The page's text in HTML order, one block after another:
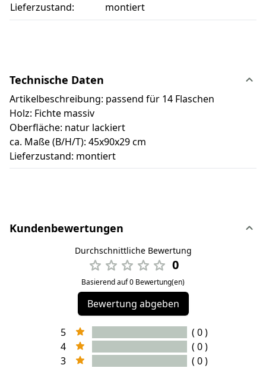
Lieferzustand:
montiert
Technische Daten
Artikelbeschreibung: passend für 14 Flaschen
Holz: Fichte massiv
Oberfläche: natur lackiert
ca. Maße (B/H/T): 45x90x29 cm
Lieferzustand: montiert
Kundenbewertungen
Durchschnittliche Bewertung
0
Basierend auf 0 Bewertung(en)
Bewertung abgeben
5
( 0 )
4
( 0 )
3
( 0 )